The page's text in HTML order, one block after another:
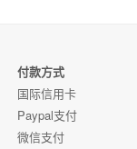
付款方式
国际信用卡
Paypal支付
微信支付